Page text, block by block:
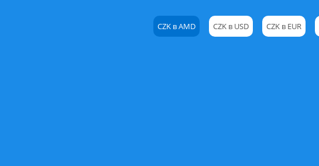
CZK в AMD CZK в USD CZK в EUR